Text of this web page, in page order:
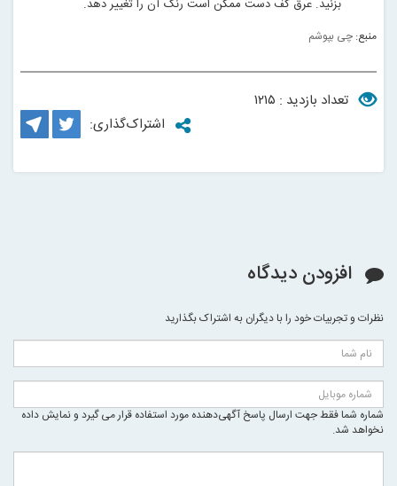
بزنید. عرق کف دست ممکن است رنگ آن را تغییر دهد.
منبع: چی بپوشم
تعداد بازدید : ۱۲۱۵
اشتراک‌گذاری:
افزودن دیدگاه
نظرات و تجربیات خود را با دیگران به اشتراک بگذارید
شماره شما فقط جهت ارسال پاسخ آگهی‌دهنده مورد استفاده قرار می گیرد و نمایش داده
نخواهد شد.